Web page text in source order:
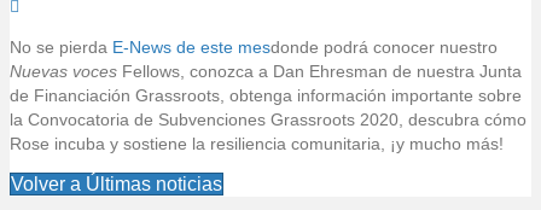
o
No se pierda E-News de este mesdonde podrá conocer nuestro
Nuevas voces Fellows, conozca a Dan Ehresman de nuestra Junta
de Financiación Grassroots, obtenga información importante sobre
la Convocatoria de Subvenciones Grassroots 2020, descubra cómo
Rose incuba y sostiene la resiliencia comunitaria, ¡y mucho más!
Volver a Últimas noticias